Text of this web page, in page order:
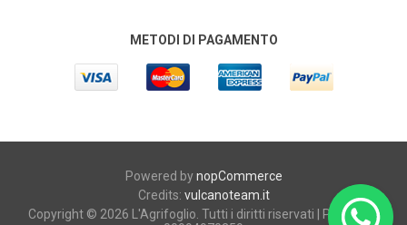
METODI DI PAGAMENTO
Powered bynopCommerce
Credits: vulcanoteam.it
Copyright © 2026 L'Agrifoglio. Tutti i diritti riservati | P.iva e C.F.